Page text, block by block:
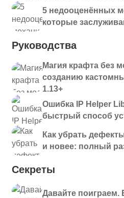
5 недооценённых
которые
Руководства
Магия крафта без
созданию
1.13+
Ошибка IP Helper
быстрый способ
Как убрать
и новее: полный
Секреты
Давайте